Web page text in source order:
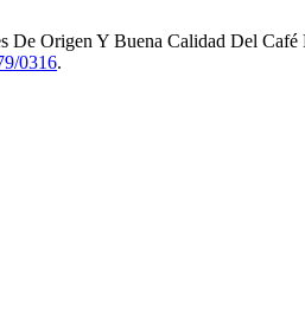
De Origen Y Buena Calidad Del
0316.